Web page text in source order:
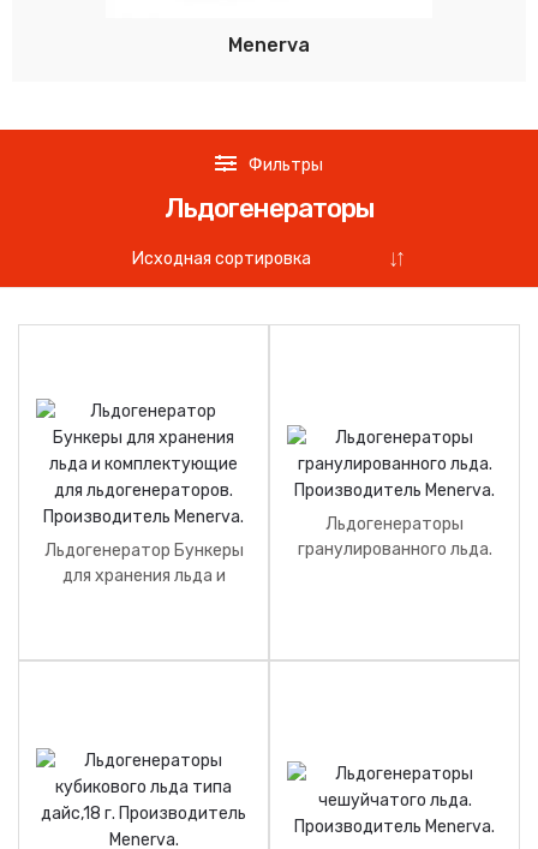
Menerva
Фильтры
Льдогенераторы
Льдогенератор Бункеры
для хранения льда и
Льдогенераторы
гранулированного льда.